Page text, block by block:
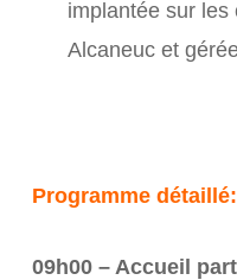
implantée sur les
Alcaneuc et
Programme détaillé:
09h00 – Accueil